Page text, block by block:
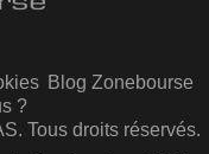
Blog Zonebourse
?
Tous droits réservés.